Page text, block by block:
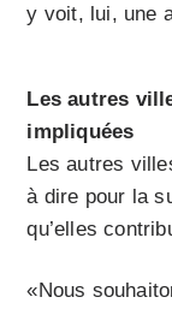
y voit, lui, une
Les autres
impliquées
Les autres
à dire pour la
qu’elles
«Nous